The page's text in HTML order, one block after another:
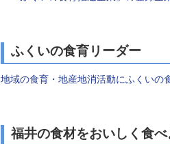
ふくいの食育リーダー
地域の食育・地産地消活動にふくいの
福井の食材をおいしく食べ